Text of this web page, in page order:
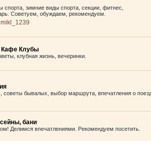
спорта, зимние виды спорта, секции, фитнес,
Советуем, обуждаем, рекомендуем.
mikl_1239
Кафе Клубы
клубная жизнь, вечеринки.
советы бывалых, выбор маршрута, впечатления о
бани
Делимся впечатлениями. Рекомендуем посетить.